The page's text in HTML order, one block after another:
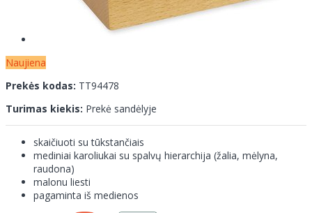
Naujiena
Prekės kodas: TT94478
Turimas kiekis: Prekė sandėlyje
skaičiuoti su tūkstančiais
mediniai karoliukai su spalvų hierarchija (žalia, mėlyna,
raudona)
malonu liesti
pagaminta iš medienos